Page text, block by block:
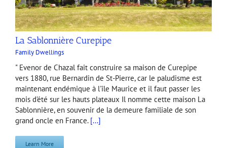
La Sablonnière Curepipe
Family Dwellings
" Evenor de Chazal fait construire sa maison de Curepipe
vers 1880, rue Bernardin de St-Pierre, car le paludisme est
maintenant endémique à l'île Maurice et il faut passer les
mois d'été sur les hauts plateaux Il nomme cette maison La
Sablonnière, en souvenir de la demeure familiale de son
grand oncle en France. [...]
Learn More